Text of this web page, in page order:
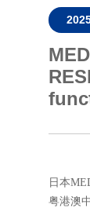
日本
粤港澳